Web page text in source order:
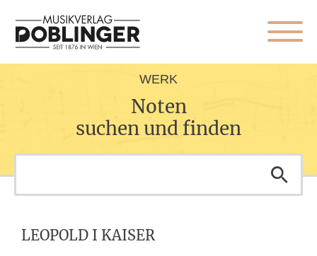
WERK
Noten
suchen und finden
LEOPOLD I KAISER